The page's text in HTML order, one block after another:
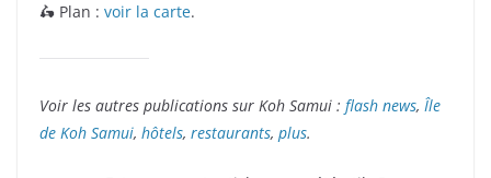
🛵 Plan : voir la carte.
Voir les autres publications sur Koh Samui : flash news, Île
de Koh Samui, hôtels, restaurants, plus.